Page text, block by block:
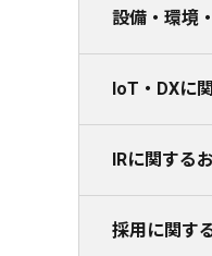
設備・環境
IoT・DXに
IRに関する
採用に関す